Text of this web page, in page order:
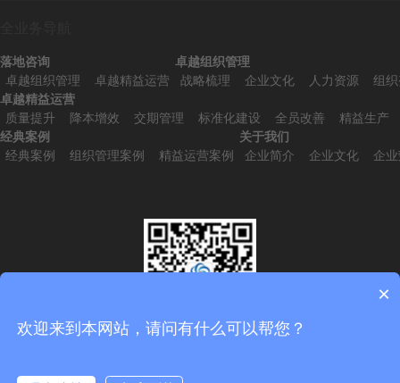
落地咨询
卓越组织管理
卓越精益运营
卓越组织管理
战略梳理
企业文化 人力资源
组
卓越精益运营
质量提升
降本增效 交期管理 标准化建设 全员改善
精益生产
经典案例
经典案例
组织管理案例 精益运营案例
关于我们
企业简介
企业文化 企
×
欢迎来到本网站，请问有什么可以帮您？